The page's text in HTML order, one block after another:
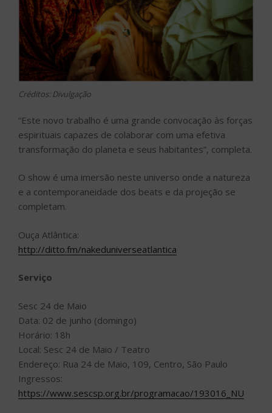
Créditos: Divulgação
“Este novo trabalho é uma grande convocação às forças
espirituais capazes de colaborar com uma efetiva
transformação do planeta e seus habitantes”, completa.
O show é uma imersão neste universo onde a natureza
e a contemporaneidade dos beats e da projeção se
completam.
Ouça Atlântica:
http://ditto.fm/nakeduniverseatlantica
Serviço
Sesc 24 de Maio
Data: 02 de junho (domingo)
Horário: 18h
Local: Sesc 24 de Maio / Teatro
Endereço: Rua 24 de Maio, 109, Centro, São Paulo
Ingressos:
https://www.sescsp.org.br/programacao/193016_NU